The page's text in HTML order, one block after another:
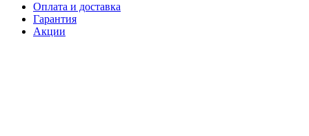
Оплата и доставка
Гарантия
Акции